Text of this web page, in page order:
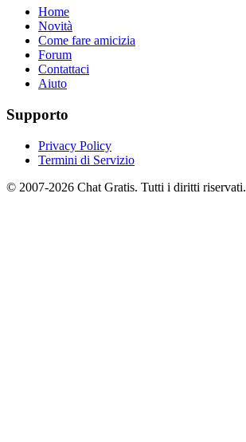
Home
Novità
Come fare amicizia
Forum
Contattaci
Aiuto
Supporto
Privacy Policy
Termini di Servizio
© 2007-2026 Chat Gratis. Tutti i diritti riservati.